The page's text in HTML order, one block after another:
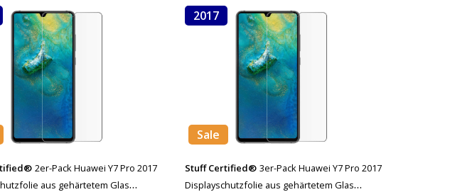
2er-Pack Huawei Y7 Pro 2017
aus gehärtetem Glas
2017
Sale
Stuff Certified® 3er-Pack Huawei Y7 Pro 2017
Displayschutzfolie aus gehärtetem Glas